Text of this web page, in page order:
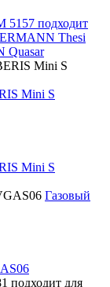
5157 подходит
Thesi
Quasar
Mini S
Mini S
Газовый